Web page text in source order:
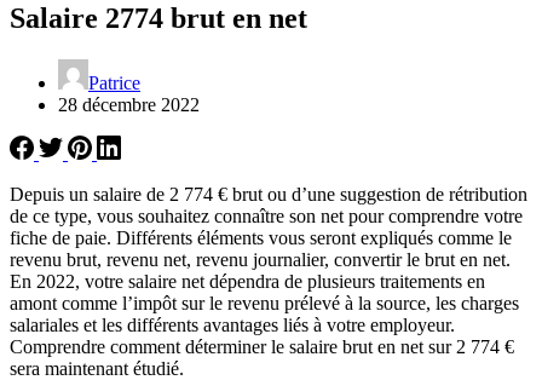
Salaire 2774 brut en net
Patrice
28 décembre 2022
Depuis un salaire de 2 774 € brut ou d’une suggestion de rétribution
de ce type, vous souhaitez connaître son net pour comprendre votre
fiche de paie. Différents éléments vous seront expliqués comme le
revenu brut, revenu net, revenu journalier, convertir le brut en net.
En 2022, votre salaire net dépendra de plusieurs traitements en
amont comme l’impôt sur le revenu prélevé à la source, les charges
salariales et les différents avantages liés à votre employeur.
Comprendre comment déterminer le salaire brut en net sur 2 774 €
sera maintenant étudié.